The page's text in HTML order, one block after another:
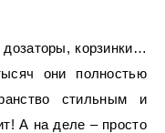
корзинки…
они полностью
стильным и
А на деле – просто